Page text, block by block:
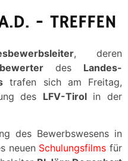
- TREFFEN
, deren
des Landes-
trafen sich am Freitag,
des LFV-Tirolin der
des Bewerbswesens in
neuen Schulungsfilms für